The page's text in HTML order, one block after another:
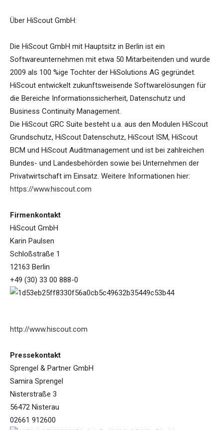
Über HiScout GmbH:
Die HiScout GmbH mit Hauptsitz in Berlin ist ein
Softwareunternehmen mit etwa 50 Mitarbeitenden und wurde
2009 als 100 %ige Tochter der HiSolutions AG gegründet.
HiScout entwickelt zukunftsweisende Softwarelösungen für
die Bereiche Informationssicherheit, Datenschutz und
Business Continuity Management.
Die HiScout GRC Suite besteht u.a. aus den Modulen HiScout
Grundschutz, HiScout Datenschutz, HiScout ISM, HiScout
BCM und HiScout Auditmanagement und ist bei zahlreichen
Bundes- und Landesbehörden sowie bei Unternehmen der
Privatwirtschaft im Einsatz. Weitere Informationen hier:
https://www.hiscout.com
Firmenkontakt
HiScout GmbH
Karin Paulsen
Schloßstraße 1
12163 Berlin
+49 (30) 33 00 888-0
http://www.hiscout.com
Pressekontakt
Sprengel & Partner GmbH
Samira Sprengel
Nisterstraße 3
56472 Nisterau
02661 912600